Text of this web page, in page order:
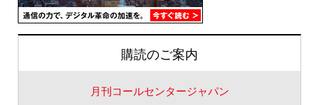
購読のご案内
月刊コールセンタージャパン